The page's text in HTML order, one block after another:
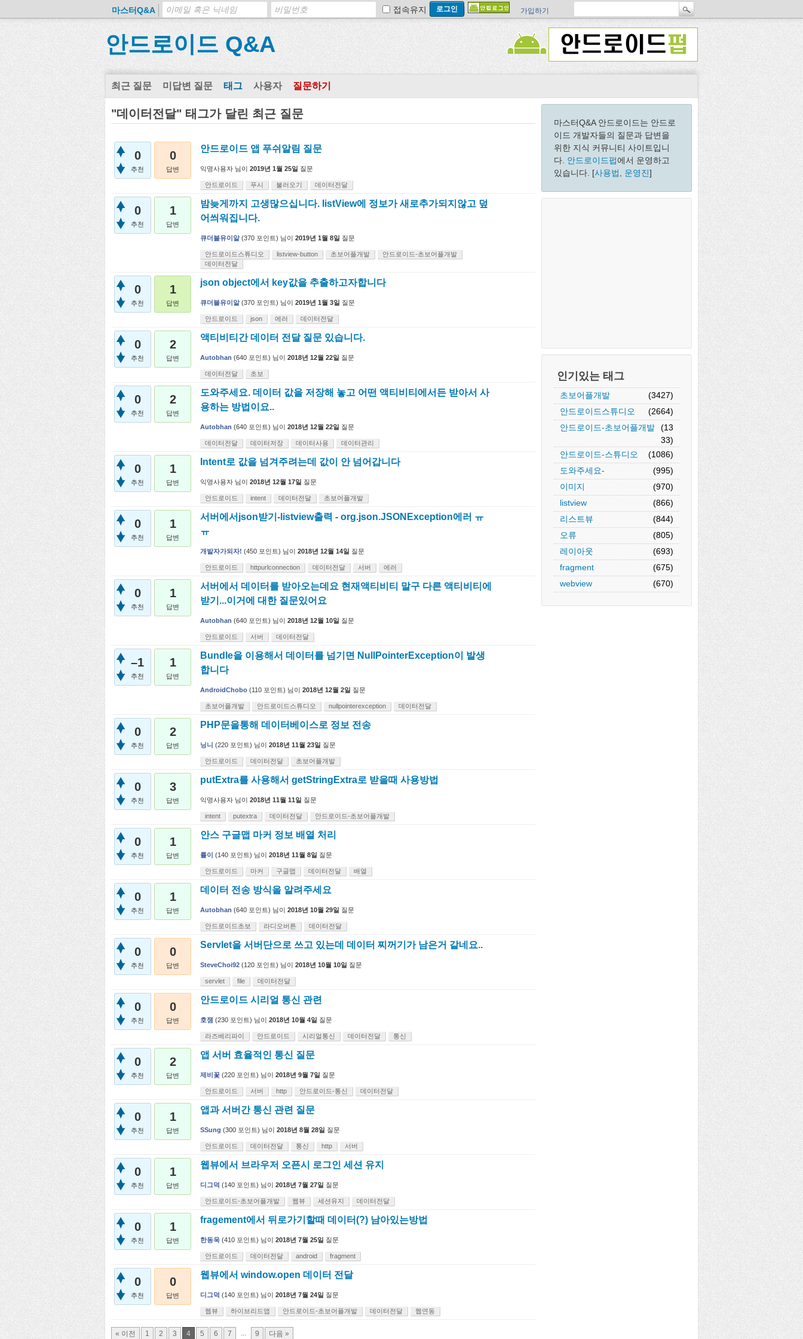
마스터Q&A 접속유지 가입하기
안드로이드 Q&A
최근 질문 미답변 질문 태그 사용자 질문하기
마스터Q&A 안드로이드는 안드로
이드 개발자들의 질문과 답변을
위한 지식 커뮤니티 사이트입니
다. 안드로이드펍에서 운영하고
있습니다. [사용법 운영진]
인기있는 태그
초보어플개발
(3427)
안드로이드스튜디오
(2664)
안드로이드-초보어플개발
(13
33)
안드로이드-스튜디오
(1086)
도와주세요-
(995)
이미지
(970)
listview
(866)
리스트뷰
(844)
오류
(805)
레이아웃
(693)
fragment
(675)
webview
(670)
"데이터전달" 태그가 달린 최근 질문
0
추천
0
답변
안드로이드 앱 푸쉬알림 질문
익명사용자 님이 2019년 1월 25일 질문
안드로이드 푸시 불러오기 데이터전달
0
추천
1
답변
밤늦게까지 고생많으십니다. listView에 정보가 새로추가되지않고 덮
어씌워집니다.
큐더블유이알 (370 포인트) 님이 2019년 1월 8일 질문
안드로이드스튜디오 listview-button 초보어플개발
안드로이드-초보어플개발
데이터전달
0
추천
1
답변
json object에서 key값을 추출하고자합니다
큐더블유이알 (370 포인트) 님이 2019년 1월 3일 질문
안드로이드 json 에러 데이터전달
0
추천
2
답변
액티비티간 데이터 전달 질문 있습니다.
Autobhan (640 포인트) 님이 2018년 12월 22일 질문
데이터전달 초보
0
추천
2
답변
도와주세요. 데이터 값을 저장해 놓고 어떤 액티비티에서든 받아서 사
용하는 방법이요..
Autobhan (640 포인트) 님이 2018년 12월 22일 질문
데이터전달 데이터저장 데이터사용 데이터관리
0
추천
1
답변
Intent로 값을 넘겨주려는데 값이 안 넘어갑니다
익명사용자 님이 2018년 12월 17일 질문
안드로이드 intent 데이터전달 초보어플개발
0
추천
1
답변
서버에서json받기-listview출력 - org.json.JSONException에러 ㅠ
ㅠ
개발자가되자! (450 포인트) 님이 2018년 12월 14일 질문
안드로이드 httpurlconnection 데이터전달 서버 에러
0
추천
1
답변
서버에서 데이터를 받아오는데요 현재액티비티 말구 다른 액티비티에
받기...이거에 대한 질문있어요
Autobhan (640 포인트) 님이 2018년 12월 10일 질문
안드로이드 서버 데이터전달
–1
추천
1
답변
Bundle을 이용해서 데이터를 넘기면 NullPointerException이 발생
합니다
AndroidChobo (110 포인트) 님이 2018년 12월 2일 질문
초보어플개발 안드로이드스튜디오 nullpointerexception 데이터전달
0
추천
2
답변
PHP문을통해 데이터베이스로 정보 전송
닝니 (220 포인트) 님이 2018년 11월 23일 질문
안드로이드 데이터전달 초보어플개발
0
추천
3
답변
putExtra를 사용해서 getStringExtra로 받을때 사용방법
익명사용자 님이 2018년 11월 11일 질문
intent putextra 데이터전달 안드로이드-초보어플개발
0
추천
1
답변
안스 구글맵 마커 정보 배열 처리
률이 (140 포인트) 님이 2018년 11월 8일 질문
안드로이드 마커 구글맵 데이터전달 배열
0
추천
1
답변
데이터 전송 방식을 알려주세요
Autobhan (640 포인트) 님이 2018년 10월 29일 질문
안드로이드초보 라디오버튼 데이터전달
0
추천
0
답변
Servlet을 서버단으로 쓰고 있는데 데이터 찌꺼기가 남은거 같네요..
SteveChoi92 (120 포인트) 님이 2018년 10월 10일 질문
servlet file 데이터전달
0
추천
0
답변
안드로이드 시리얼 통신 관련
호잼 (230 포인트) 님이 2018년 10월 4일 질문
라즈베리파이 안드로이드 시리얼통신 데이터전달 통신
0
추천
2
답변
앱 서버 효율적인 통신 질문
제비꽃 (220 포인트) 님이 2018년 9월 7일 질문
안드로이드 서버 http 안드로이드-통신 데이터전달
0
추천
1
답변
앱과 서버간 통신 관련 질문
SSung (300 포인트) 님이 2018년 8월 28일 질문
안드로이드 데이터전달 통신 http 서버
0
추천
1
답변
웹뷰에서 브라우저 오픈시 로그인 세션 유지
디그덕 (140 포인트) 님이 2018년 7월 27일 질문
안드로이드-초보어플개발 웹뷰 세션유지 데이터전달
0
추천
1
답변
fragement에서 뒤로가기할때 데이터(?) 남아있는방법
한동욱 (410 포인트) 님이 2018년 7월 25일 질문
안드로이드 데이터전달 android fragment
0
추천
0
답변
웹뷰에서 window.open 데이터 전달
디그덕 (140 포인트) 님이 2018년 7월 24일 질문
웹뷰 하이브리드앱 안드로이드-초보어플개발 데이터전달 웹연동
« 이전 1 2 3 4 5 6 7 ... 9 다음 »